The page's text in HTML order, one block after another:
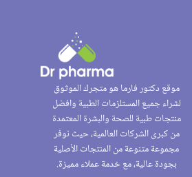
موقع دكتور فارما هو متجرك الموثوق
لشراء جميع المستلزمات الطبية وافضل
منتجات طبية للصحة والبشرة المعتمدة
من كبرى الشركات العالمية، حيث نوفر
مجموعة متنوعة من المنتجات الأصلية
بجودة عالية، مع خدمة عملاء مميزة.